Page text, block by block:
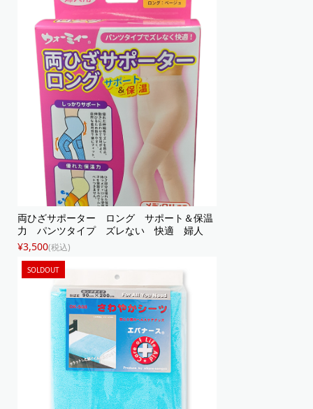
両ひざサポーター ロング サポート＆保温
力 パンツタイプ ズレない 快適 婦人
¥3,500(税込)
SOLDOUT